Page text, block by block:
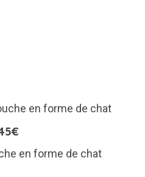
en forme de chat